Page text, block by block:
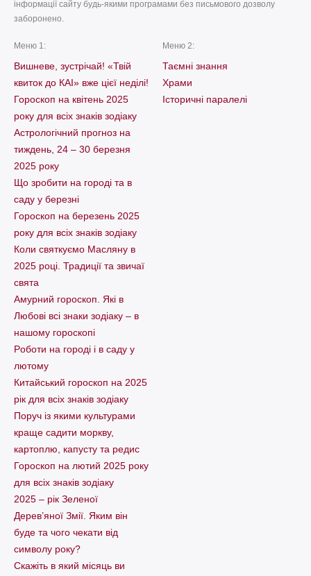
інформації сайту будь-якими програмами без письмового дозволу
заборонено.
Меню 1:
Вишневе, зустрічай! «Твій
квиток до КАІ» вже цієї неділі!
Гороскоп на квітень 2025
року для всіх знаків зодіаку
Астрологічний прогноз на
тиждень, 24 – 30 березня
2025 року
Що зробити на городі та в
саду у березні
Гороскоп на березень 2025
року для всіх знаків зодіаку
Коли святкуємо Масляну в
2025 році. Традиції та звичаї
свята
Амурний гороскоп. Які в
Любові всі знаки зодіаку – в
нашому гороскопі
Pоботи на городі і в саду у
лютому
Китайський гороскоп на 2025
рік для всіх знаків зодіаку
Поруч із якими культурами
краще садити моркву,
картоплю, капусту та редис
Гороскоп на лютий 2025 року
для всіх знаків зодіаку
2025 – рік Зеленої
Дерев’яної Змії. Яким він
буде та чого чекати від
символу року?
Скажіть в який місяць ви
Меню 2:
Таємні знання
Храми
Історичні паралелі